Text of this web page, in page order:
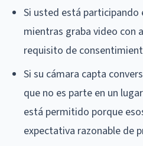
Si usted está participando
mientras graba video con
requisito de
Si su cámara capta
que no es parte en un
está permitido porque
expectativa razonable de